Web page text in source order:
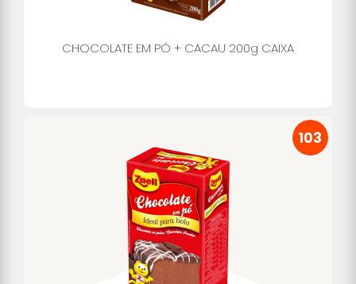
CHOCOLATE EM PÓ + CACAU 200g CAIXA
103